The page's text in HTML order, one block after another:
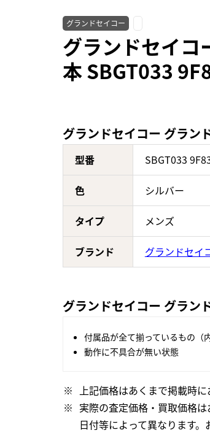
グランドセイコー
グランドセイコ
本 SBGT033
グランドセイコー グラン
型番 SBGT033
色 シルバー
タイプ メンズ
ブランド グランドセイ
グランドセイコー グラン
付属品が全て揃っているもの（
動作に不具合が無い状態
上記価格はあくまで掲載時
実際の査定価格・買取価格
日付等によって異なります。